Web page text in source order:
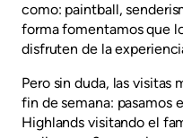
como: paintball,
forma fomentamos que
disfruten de la
Pero sin duda, las visitas
fin de semana: pasamos
Highlands visitando el